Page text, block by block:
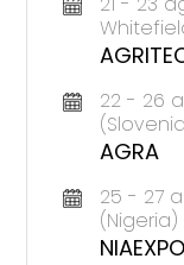
22 - 26
AGRA
25 - 27
(Nigeria)
NIAEXPO